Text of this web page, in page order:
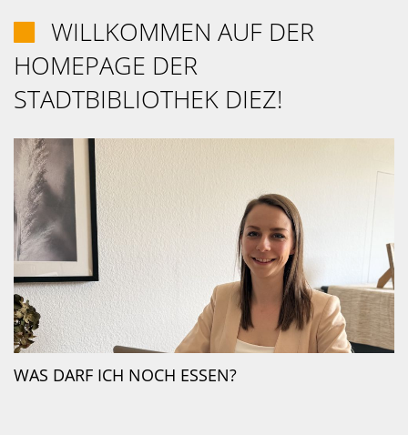
WILLKOMMEN AUF DER
HOMEPAGE DER
STADTBIBLIOTHEK DIEZ!
WAS DARF ICH NOCH ESSEN?